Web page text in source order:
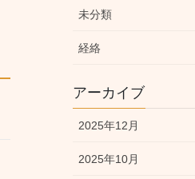
未分類
経絡
アーカイブ
2025年12月
2025年10月